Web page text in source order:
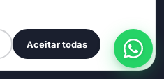
Aceitar todas